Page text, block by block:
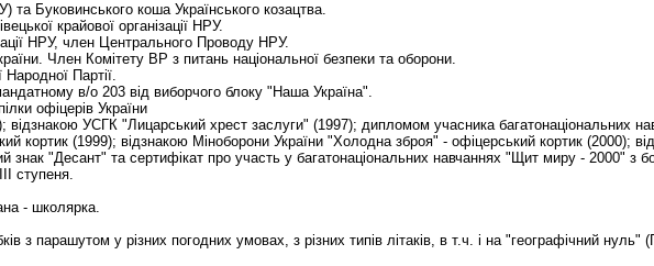
та Буковинського коша Українського козацтва.
крайової організації НРУ.
НРУ, член Центрального Проводу НРУ.
Член Комітету ВР з питань національної безпеки та оборони.
Партії.
в/о 203 від виборчого блоку "Наша Україна".
офіцерів України
УСГК "Лицарський хрест заслуги" (1997); дипломом учасника багатонаціональних
кортик (1999); відзнакою Міноборони України "Холодна зброя" - офіцерський кортик (2000);
знак "Десант" та сертифікат про участь у багатонаціональних навчаннях "Щит миру - 2000" з
ступеня.
- школярка.
з парашутом у різних погодних умовах, з різних типів літаків, в т.ч. і на "географічний